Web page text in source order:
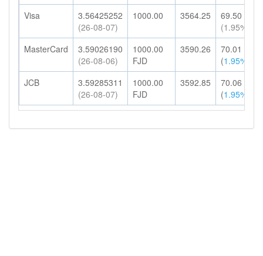
Visa
3.56425252
(26-08-07)
1000.00 3564.25
69.50
(1.95%)
MasterCard
3.59026190
(26-08-06)
1000.00
FJD
3590.26
70.01
(1.95%
JCB
3.59285311
(26-08-07)
1000.00
FJD
3592.85
70.06
(1.95%